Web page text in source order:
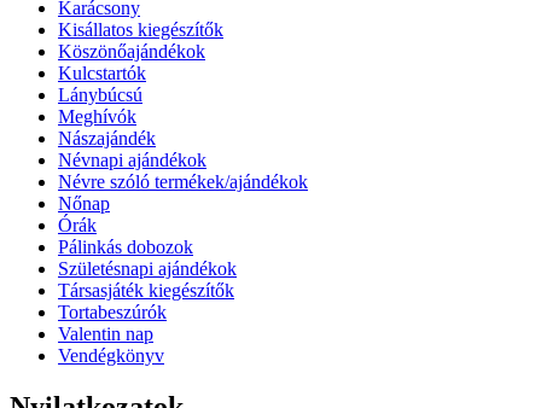
Karácsony
Kisállatos kiegészítők
Köszönőajándékok
Kulcstartók
Lánybúcsú
Meghívók
Nászajándék
Névnapi ajándékok
Névre szóló termékek/ajándékok
Nőnap
Órák
Pálinkás dobozok
Születésnapi ajándékok
Társasjáték kiegészítők
Tortabeszúrók
Valentin nap
Vendégkönyv